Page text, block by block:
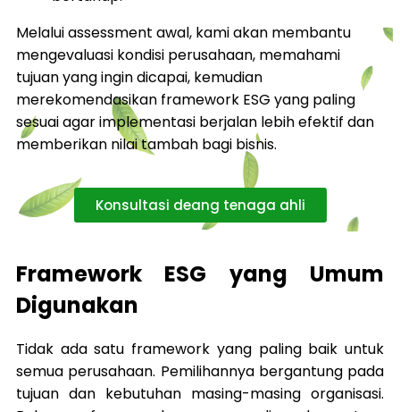
Melalui assessment awal, kami akan membantu
mengevaluasi kondisi perusahaan, memahami
tujuan yang ingin dicapai, kemudian
merekomendasikan framework ESG yang paling
sesuai agar implementasi berjalan lebih efektif dan
memberikan nilai tambah bagi bisnis.
Konsultasi deang tenaga ahli
Framework ESG yang Umum
Digunakan
Tidak ada satu framework yang paling baik untuk
semua perusahaan. Pemilihannya bergantung pada
tujuan dan kebutuhan masing-masing organisasi.